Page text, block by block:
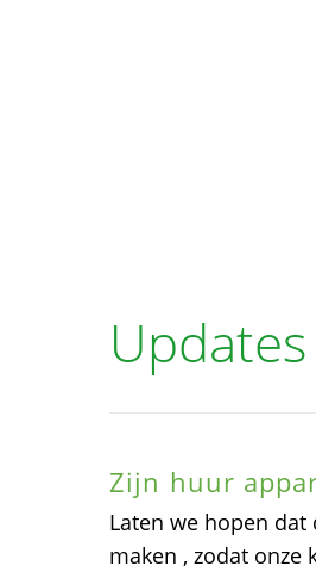
Updates
Zijn huur
Laten we hopen
maken , zodat